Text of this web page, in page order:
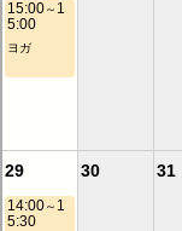
15:00～ 1
5:00
ヨガ
29
14:00～ 1
5:30
30 31